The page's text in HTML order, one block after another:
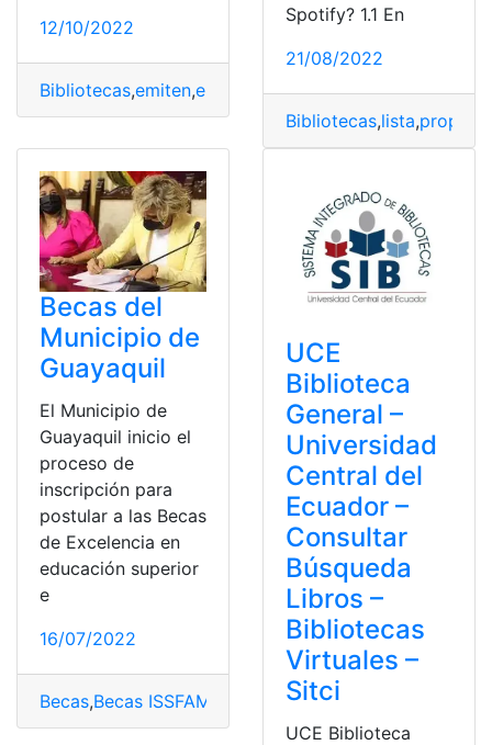
12/10/2022
Bibliotecas,emiten,enciende,pitido,PS4
Spotify? 1.1 En
21/08/2022
Bibliotecas,lista,propia
Becas del
Municipio de
Guayaquil
El Municipio de
Guayaquil inicio el
proceso de
inscripción para
postular a las Becas
de Excelencia en
educación superior
e
16/07/2022
Becas,Becas ISSFAM becas y cursos
UCE
Biblioteca
General –
Universidad
Central del
Ecuador –
Consultar
Búsqueda
Libros –
Bibliotecas
Virtuales –
Sitci
UCE Biblioteca